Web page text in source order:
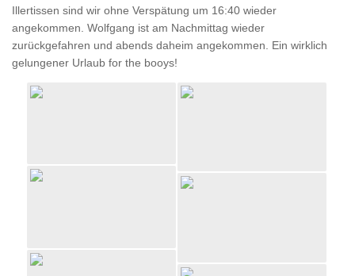
Illertissen sind wir ohne Verspätung um 16:40 wieder
angekommen. Wolfgang ist am Nachmittag wieder
zurückgefahren und abends daheim angekommen. Ein wirklich
gelungener Urlaub for the booys!